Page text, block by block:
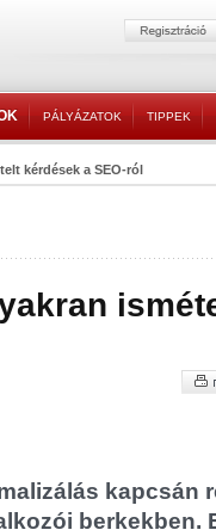
PÁLYÁZATOK TIPPEK
kérdések a SEO-ról
kapcsán
berkekben.